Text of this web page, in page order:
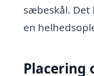
sæbeskål. Det
en
Placering